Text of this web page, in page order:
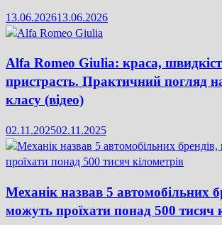
13.06.202613.06.2026
Alfa Romeo Giulia: краса,
пристрасть. Практичний погляд
класу (відео)
02.11.202502.11.2025
Механік назвав 5 автомобільних
можуть проїхати понад 500 тисяч